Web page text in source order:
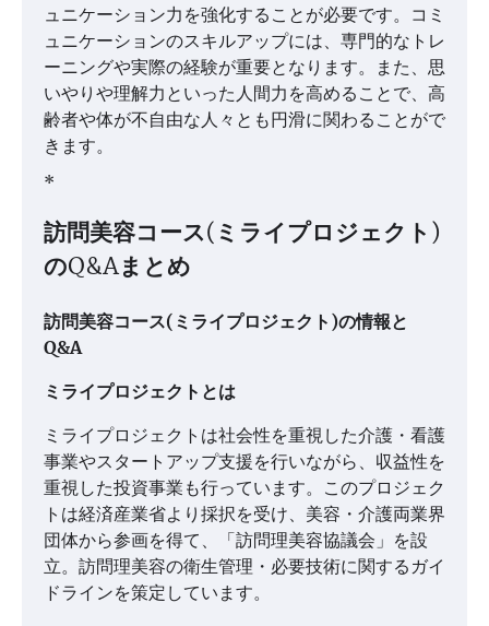
ュニケーション力を強化することが必要です。コミ
ュニケーションのスキルアップには、専門的なトレ
ーニングや実際の経験が重要となります。また、思
いやりや理解力といった人間力を高めることで、高
齢者や体が不自由な人々とも円滑に関わることがで
きます。
*
訪問美容コース(ミライプロジェクト)
のQ&Aまとめ
訪問美容コース(ミライプロジェクト)の情報と
Q&A
ミライプロジェクトとは
ミライプロジェクトは社会性を重視した介護・看護
事業やスタートアップ支援を行いながら、収益性を
重視した投資事業も行っています。このプロジェク
トは経済産業省より採択を受け、美容・介護両業界
団体から参画を得て、「訪問理美容協議会」を設
立。訪問理美容の衛生管理・必要技術に関するガイ
ドラインを策定しています。